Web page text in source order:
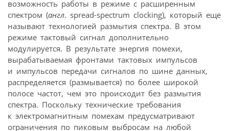
возможность работы в режиме с расширенным
спектром (англ. spread-spectrum clocking), который еще
называют технологией размытия спектра. В этом
режиме тактовый сигнал дополнительно
модулируется. В результате энергия помехи,
вырабатываемая фронтами тактовых импульсов
и импульсов передачи сигналов по шине данных,
распределяется (размывается) по более широкой
полосе частот, чем это происходит без размытия
спектра. Поскольку технические требования
к электромагнитным помехам предусматривают
ограничения по пиковым выбросам на любой